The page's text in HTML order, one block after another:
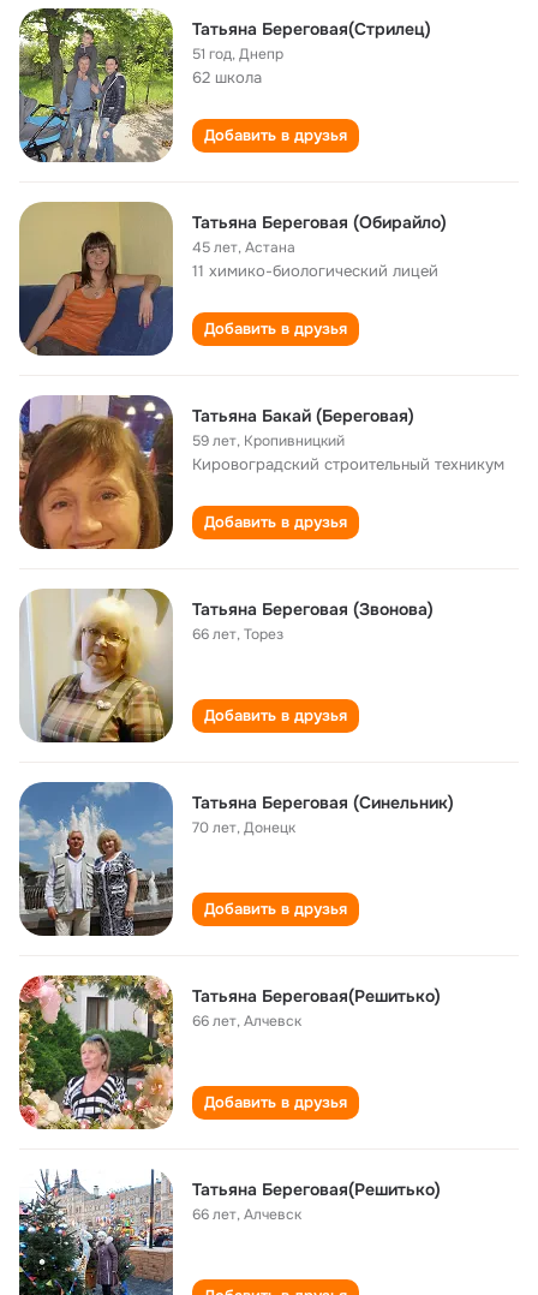
Татьяна Береговая(Стрилец)
51 год,Днепр
62 школа
Добавить в друзья
Татьяна Береговая (Обирайло)
45 лет,Астана
11 химико-биологический лицей
Добавить в друзья
Татьяна Бакай (Береговая)
59 лет, Кропивницкий
Кировоградский строительный техникум
Добавить в друзья
Татьяна Береговая (Звонова)
66 лет,Торез
Добавить в друзья
Татьяна Береговая (Синельник)
70 лет,Донецк
Добавить в друзья
Татьяна Береговая(Решитько)
66 лет,Алчевск
Добавить в друзья
Татьяна Береговая(Решитько)
66 лет,Алчевск